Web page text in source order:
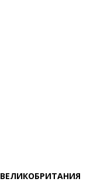
ВЕЛИКОБРИТАНИЯ